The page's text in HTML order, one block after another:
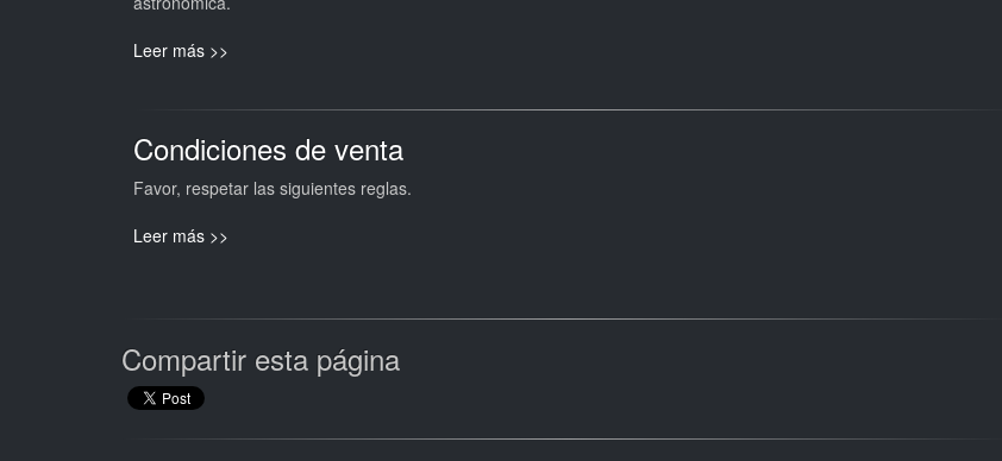
Leer más >>
Condiciones de venta
Favor, respetar las siguientes reglas.
Leer más >>
Compartir esta página